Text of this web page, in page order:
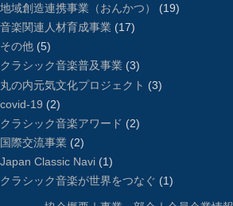
地域創造連携事業（おんかつ）
(19)
音楽関連人材育成事業 (17)
その他 (5)
クラシック音楽普及事業 (3)
丸の内元気文化プロジェクト (3)
covid-19 (2)
クラシック音楽アワード (2)
国際交流事業 (2)
Japan Classic Navi (1)
クラシック音楽が世界をつなぐ (1)